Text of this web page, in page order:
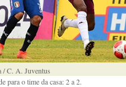
/ C. A. Juventus
para o time da casa: 2 a 2.